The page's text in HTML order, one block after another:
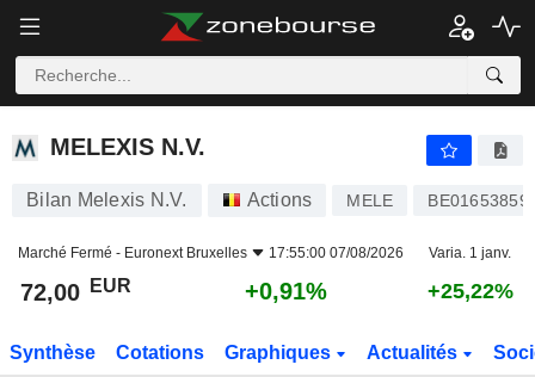
MELEXIS N.V.
MELEXIS N.V.
Bilan Melexis N.V. Actions MELE
Marché Fermé - Euronext Bruxelles 17:55:00 07/08/2026 Varia. 1 janv.
72,00 EUR +0,91% +25,22%
Synthèse Cotations Graphiques Actualités